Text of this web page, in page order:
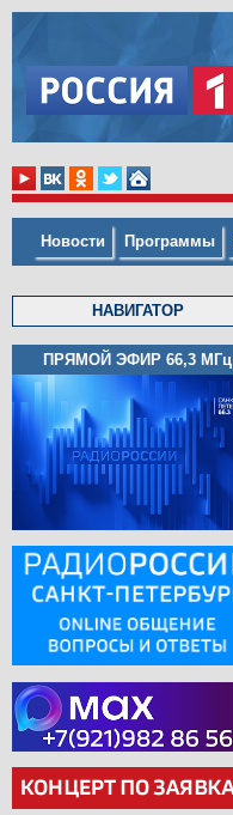
Новости Программы
НАВИГАТОР
ПРЯМОЙ ЭФИР 66,3 МГц